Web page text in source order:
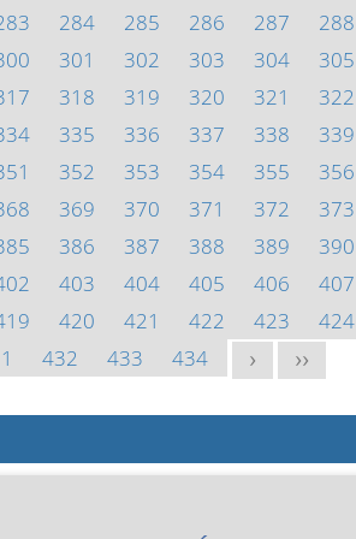
284 285 286 287 288
301 302 303 304 305
318 319 320 321 322
335 336 337 338 339
352 353 354 355 356
369 370 371 372 373
386 387 388 389 390
403 404 405 406 407
420 421 422 423 424
432 433 434 > >>